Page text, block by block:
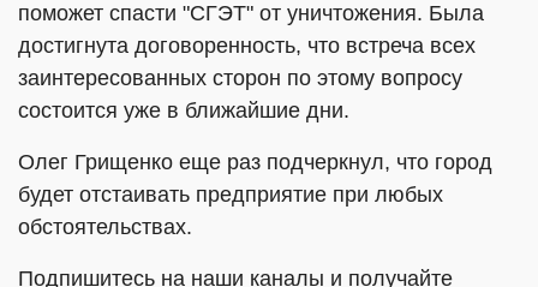
поможет спасти "СГЭТ" от уничтожения. Была
достигнута договоренность, что встреча всех
заинтересованных сторон по этому вопросу
состоится уже в ближайшие дни.
Олег Грищенко еще раз подчеркнул, что город
будет отстаивать предприятие при любых
обстоятельствах.
Подпишитесь на наши каналы и получайте